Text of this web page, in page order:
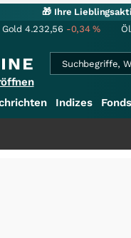
🎁 Ihre
Gold 4.232,56 -0,34%
Indizes Fonds